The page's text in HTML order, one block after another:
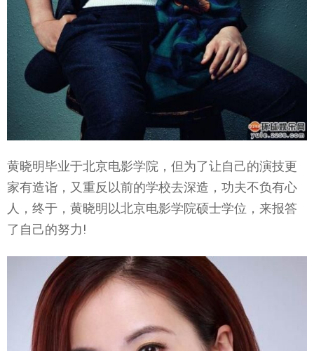
黄晓明毕业于北京电影学院，但为了让自己的演技更
家有造诣，又重反以前的学校去深造，功夫不负有心
人，终于，黄晓明以北京电影学院硕士学位，来报答
了自己的努力!